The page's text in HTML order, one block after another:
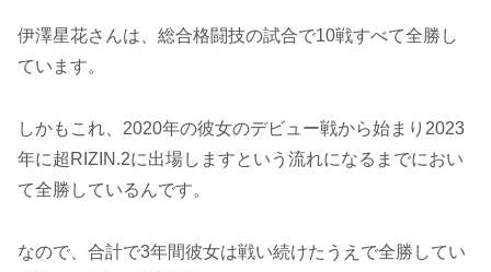
伊澤星花さんは、総合格闘技の試合で10戦すべて全勝し
ています。
しかもこれ、2020年の彼女のデビュー戦から始まり2023
年に超RIZIN.2に出場しますという流れになるまでにおい
て全勝しているんです。
なので、合計で3年間彼女は戦い続けたうえで全勝してい